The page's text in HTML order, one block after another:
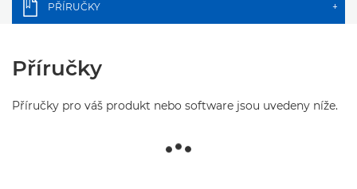
PŘÍRUČKY +
Příručky
Příručky pro váš produkt nebo software jsou uvedeny níže.